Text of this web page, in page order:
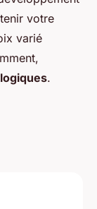
votre
varié
.